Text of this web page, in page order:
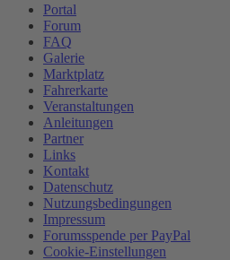
Portal
Forum
FAQ
Galerie
Marktplatz
Fahrerkarte
Veranstaltungen
Anleitungen
Partner
Links
Kontakt
Datenschutz
Nutzungsbedingungen
Impressum
Forumsspende per PayPal
Cookie-Einstellungen